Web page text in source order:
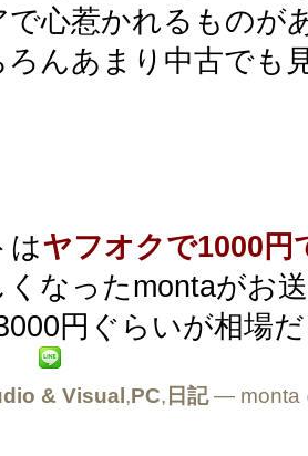
で心惹かれるものが
ろんあまり中古でも
はヤフオクで1000円
くなったmontaがお
円ぐらいが相場
& Visual ,PC, 日記— monta